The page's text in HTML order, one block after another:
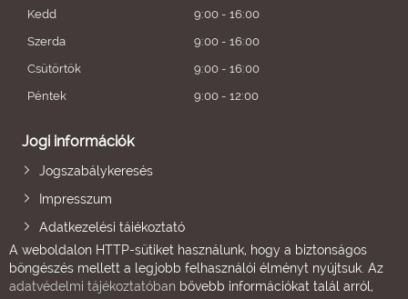
Kedd
9:00 - 16:00
Szerda
9:00 - 16:00
Csütörtök
9:00 - 16:00
Péntek
9:00 - 12:00
Jogi információk
Jogszabálykeresés
Impresszum
Adatkezelési tájékoztató
A weboldalon HTTP-sütiket használunk, hogy a biztonságos
böngészés mellett a legjobb felhasználói élményt nyújtsuk. Az
adatvédelmi tájékoztatóban bővebb információkat talál arról,